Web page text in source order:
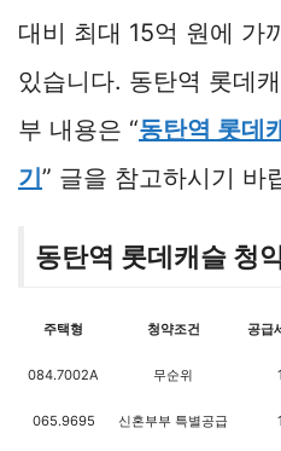
대비 최대 15억 원에 가
있습니다. 동탄역 롯데
부 내용은 “동탄역 롯데
기” 글을 참고하시기 바
동탄역 롯데캐슬 청
주택형 청약조건 공급
084.7002A 무순위 1
065.9695 신혼부부 특별공급 1